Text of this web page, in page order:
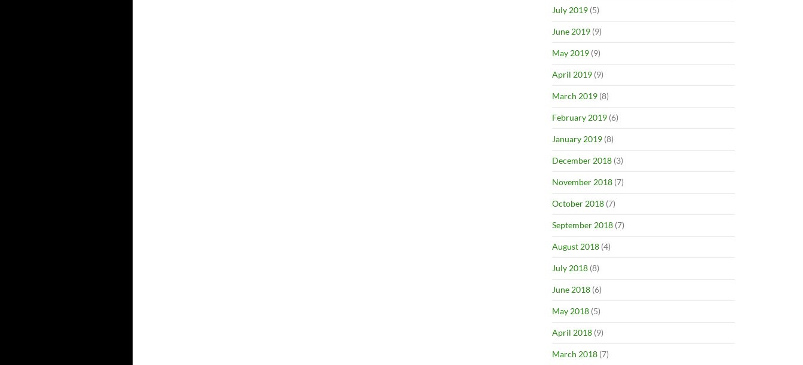
July 2019 (5)
June 2019 (9)
May 2019 (9)
April 2019 (9)
March 2019 (8)
February 2019 (6)
January 2019 (8)
December 2018 (3)
November 2018 (7)
October 2018 (7)
September 2018 (7)
August 2018 (4)
July 2018 (8)
June 2018 (6)
May 2018 (5)
April 2018 (9)
March 2018 (7)